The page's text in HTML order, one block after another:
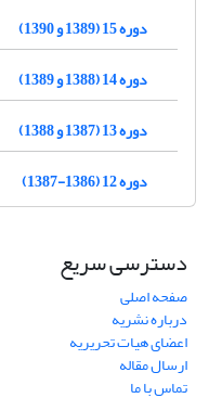
دوره 15 (1389 و 1390)
دوره 14 (1388 و 1389)
دوره 13 (1387 و 1388)
دوره 12 (1386-1387)
دسترسی سریع
صفحه اصلی
درباره نشریه
اعضای هیات تحریریه
ارسال مقاله
تماس با ما